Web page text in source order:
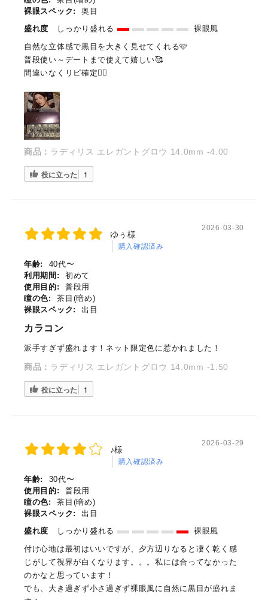
裸眼スペック:
奥目
盛れ度
しっかり盛れる
裸眼風
自然な立体感で黒目を大きく見せてくれる🩷
普段使い～デートまで使えて嬉しい🥰
間違いなくリピ確定🙋‍♀️
商品： ラディリス エレガントグロウ 14.0mm -4.00
役に立った 1
ゆぅ様
購入確認済み
2026-03-30
年齢:
40代〜
利用期間:
初めて
使用目的:
普段用
瞳の色:
茶目(暗め)
裸眼スペック:
出目
カラコン
派手すぎず盛れます！ネット限定色に惹かれました！
商品： ラディリス エレガントグロウ 14.0mm -1.50
役に立った 1
♪様
購入確認済み
2026-03-29
年齢:
30代〜
使用目的:
普段用
瞳の色:
茶目(暗め)
裸眼スペック:
出目
盛れ度
しっかり盛れる
裸眼風
付け心地は最初はいいですが、夕方辺りなると凄く乾く感
じがして視界が白くなります。。。私には合ってなかった
のかなと思っています！
でも、大き過ぎず小さ過ぎず裸眼風に自然に黒目が盛れま